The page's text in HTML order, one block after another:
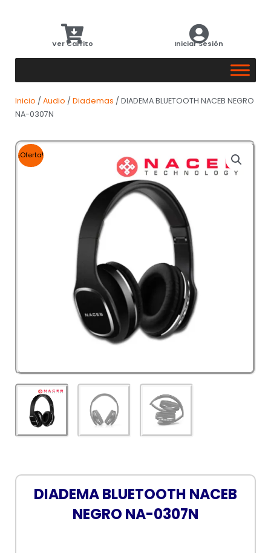
Ver Carrito Iniciar Sesión
Inicio / Audio / Diademas / DIADEMA BLUETOOTH NACEB NEGRO
NA-0307N
¡Oferta!
DIADEMA BLUETOOTH NACEB
NEGRO NA-0307N